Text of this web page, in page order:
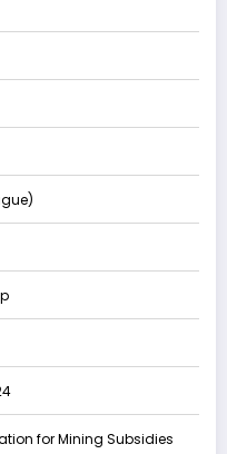
for Mining Subsidies